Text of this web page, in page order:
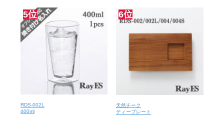
5位
RDS-002L
400ml
6位
天然チーク
ティープレート